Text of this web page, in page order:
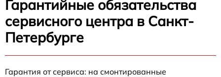
Гарантийные обязательства
сервисного центра в Санкт-
Петербурге
Гарантия от сервиса: на смонтированные